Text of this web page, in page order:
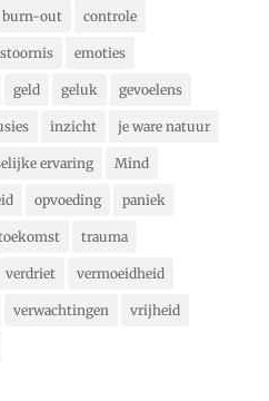
burn-out controle
emoties
geld geluk gevoelens
inzicht je ware natuur
ervaring Mind
opvoeding paniek
trauma
verdriet vermoeidheid
verwachtingen vrijheid